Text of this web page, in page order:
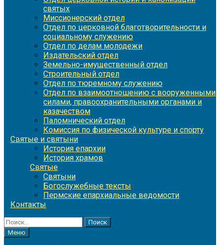
святых
Миссионерский отдел
Отдел по церковной благотворительности и
социальному служению
Отдел по делам молодежи
Издательский отдел
Земельно-имущественный отдел
Строительный отдел
Отдел по тюремному служению
Отдел по взаимоотношению с вооруженными
силами, правоохранительными органами и
казачеством
Паломнический отдел
Комиссия по физической культуре и спорту
Святые и святыни
История епархии
История храмов
Святые
Святыни
Богослужебные тексты
Пермские епархиальные ведомости
Контакты
Найти:
Меню